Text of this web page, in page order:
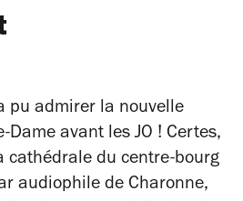
pu admirer la nouvelle
Dame avant les JO ! Certes,
cathédrale du centre-bourg
audiophile de Charonne,